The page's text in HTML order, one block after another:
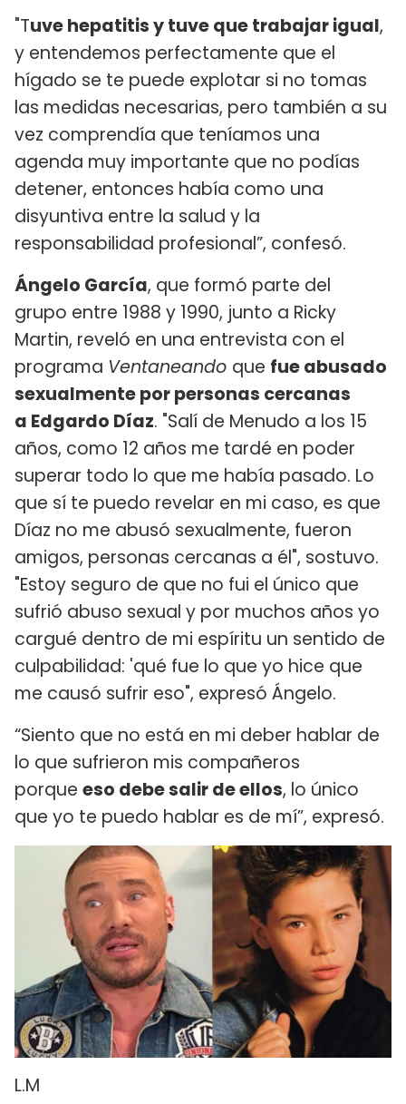
"Tuve hepatitis y tuve que trabajar igual,
y entendemos perfectamente que el
hígado se te puede explotar si no tomas
las medidas necesarias, pero también a su
vez comprendía que teníamos una
agenda muy importante que no podías
detener, entonces había como una
disyuntiva entre la salud y la
responsabilidad profesional”, confesó.
Ángelo García, que formó parte del
grupo entre 1988 y 1990, junto a Ricky
Martin, reveló en una entrevista con el
programa Ventaneando que fue abusado
sexualmente por personas cercanas
a Edgardo Díaz. "Salí de Menudo a los 15
años, como 12 años me tardé en poder
superar todo lo que me había pasado. Lo
que sí te puedo revelar en mi caso, es que
Díaz no me abusó sexualmente, fueron
amigos, personas cercanas a él", sostuvo.
"Estoy seguro de que no fui el único que
sufrió abuso sexual y por muchos años yo
cargué dentro de mi espíritu un sentido de
culpabilidad: 'qué fue lo que yo hice que
me causó sufrir eso", expresó Ángelo.
“Siento que no está en mi deber hablar de
lo que sufrieron mis compañeros
porque eso debe salir de ellos, lo único
que yo te puedo hablar es de mí”, expresó.
L.M